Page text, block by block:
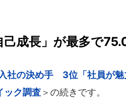
己成長」が最多で
社の決め手 3位「社員が
ク調査＞の続きです。